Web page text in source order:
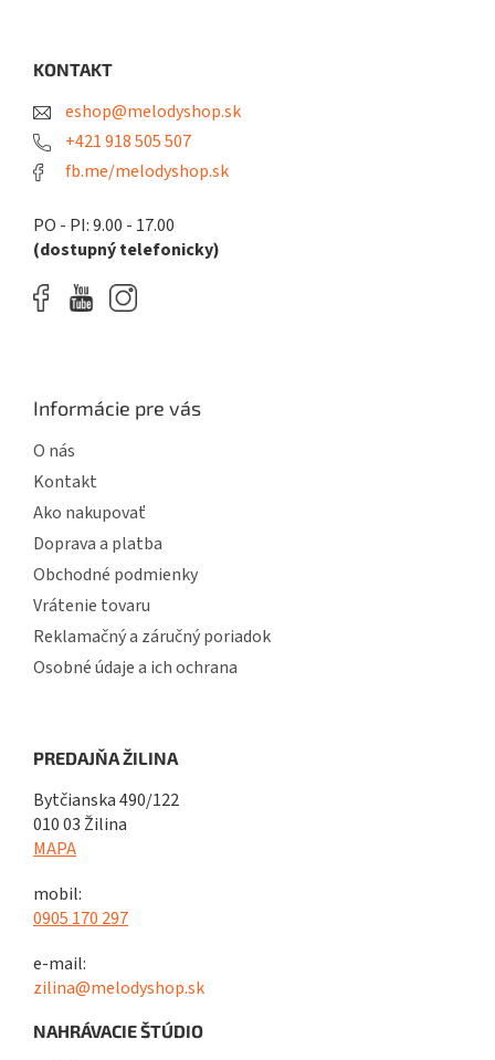
KONTAKT
eshop@melodyshop.sk
+421 918 505 507
fb.me/melodyshop.sk
PO - PI: 9.00 - 17.00
(dostupný telefonicky)
Informácie pre vás
O nás
Kontakt
Ako nakupovať
Doprava a platba
Obchodné podmienky
Vrátenie tovaru
Reklamačný a záručný poriadok
Osobné údaje a ich ochrana
PREDAJŇA ŽILINA
Bytčianska 490/122
010 03 Žilina
MAPA
mobil:
0905 170 297
e-mail:
zilina@melodyshop.sk
NAHRÁVACIE ŠTÚDIO